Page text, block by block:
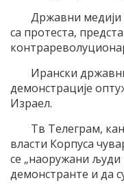
Државни медији
са протеста,
Ирански
демонстрације
Израел.
Тв Телеграм,
власти Корпуса
се „наоружани
демонстранте и да